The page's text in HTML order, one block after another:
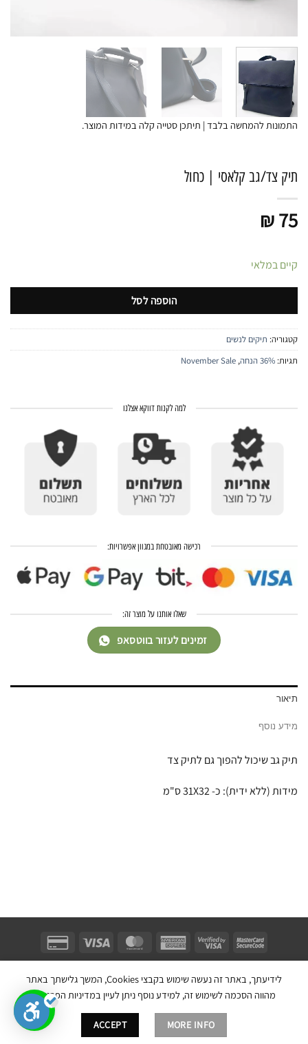
התמונות להמחשה בלבד | תיתכן סטייה קלה במידות המוצר.
תיק צד/גב קלאסי | כחול
₪75
קיים במלאי
הוספה לסל
קטגוריה: תיקים לנשים
תגיות: 36% הנחה ,
November Sale
למה לקנות דווקא אצלנו
רכישה מאובטחת במגוון אפשרויות:
שאלו אותנו על מוצר זה:
זמינים לעזור בווטסאפ
תיאור
מידע נוסף
תיק גב שיכול להפוך גם לתיק צד
מידות (ללא ידית): כ- 31X32 ס"מ
בניית אתר חנות מכירות ע''י:
לידיעתך, באתר זה נעשה שימוש בקבצי Cookies, המשך גלישתך באתר
מהווה הסכמה לשימוש זה, למידע נוסף ניתן לעיין במדיניות הפרטיות.
MORE INFO
ACCEPT